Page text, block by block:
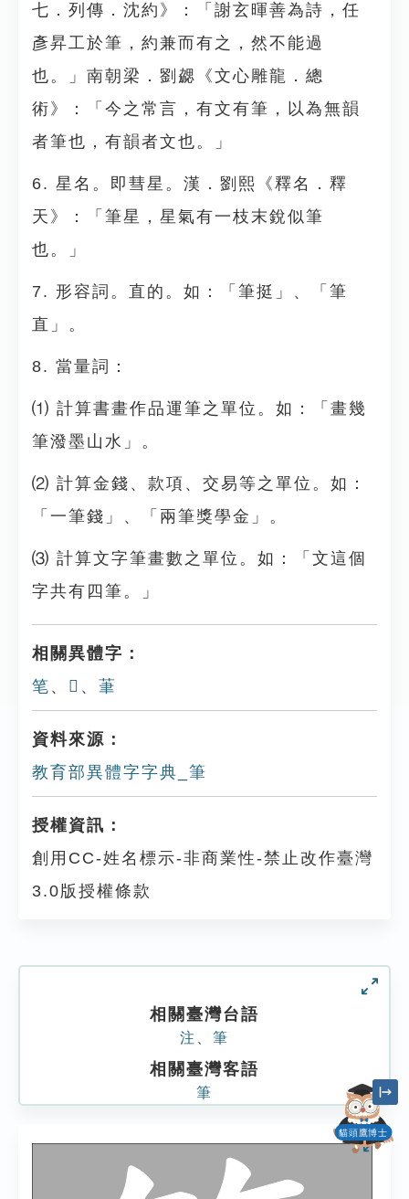
七．列傳．沈約》：「謝玄暉善為詩，任
彥昇工於筆，約兼而有之，然不能過
也。」南朝梁．劉勰《文心雕龍．總
術》：「今之常言，有文有筆，以為無韻
者筆也，有韻者文也。」
6. 星名。即彗星。漢．劉熙《釋名．釋
天》：「筆星，星氣有一枝末銳似筆
也。」
7. 形容詞。直的。如：「筆挺」、「筆
直」。
8. 當量詞：
⑴ 計算書畫作品運筆之單位。如：「畫幾
筆潑墨山水」。
⑵ 計算金錢、款項、交易等之單位。如：
「一筆錢」、「兩筆獎學金」。
⑶ 計算文字筆畫數之單位。如：「文這個
字共有四筆。」
相關異體字：
笔 、 𡭩 、 茟
資料來源：
教育部異體字字典_筆
授權資訊：
創用CC-姓名標示-非商業性-禁止改作臺灣
3.0版授權條款
相關臺灣台語
注 筆
相關臺灣客語
筆
貓頭鷹博士